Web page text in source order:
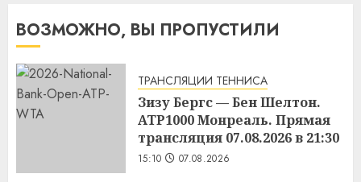
ВОЗМОЖНО, ВЫ ПРОПУСТИЛИ
ТРАНСЛЯЦИИ ТЕННИСА
Зизу Бергс — Бен Шелтон.
ATP1000 Монреаль. Прямая
трансляция 07.08.2026 в 21:30
15:10 07.08.2026